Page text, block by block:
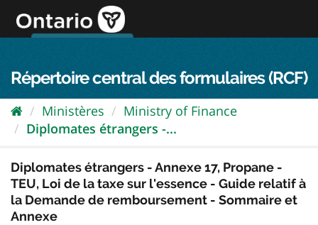
directement
au
Répertoire central des formulaires (RCF)
Ministères
Ministry of Finance
Diplomates étrangers -...
Diplomates étrangers - Annexe 17, Propane -
TEU, Loi de la taxe sur l'essence - Guide relatif à
la Demande de remboursement - Sommaire et
Annexe